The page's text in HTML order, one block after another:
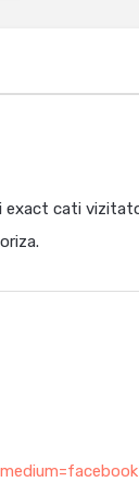
exact cati